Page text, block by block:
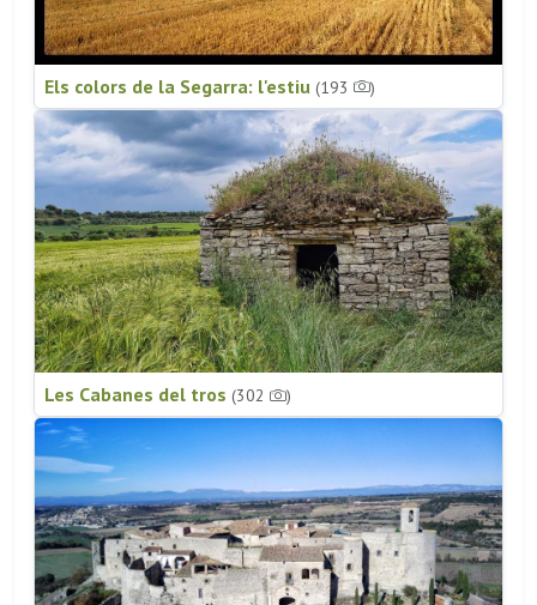
Els colors de la Segarra: l'estiu (193 )
Les Cabanes del tros (302 )